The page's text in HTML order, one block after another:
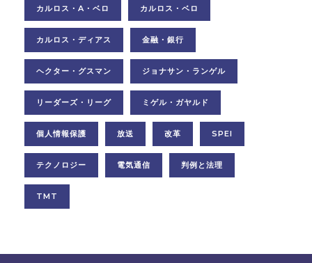
カルロス・A・ベロ カルロス・ベロ
カルロス・ディアス 金融・銀行
ヘクター・グスマン ジョナサン・ランゲル
リーダーズ・リーグ ミゲル・ガヤルド
個人情報保護 放送 改革 SPEI
テクノロジー 電気通信 判例と法理
TMT